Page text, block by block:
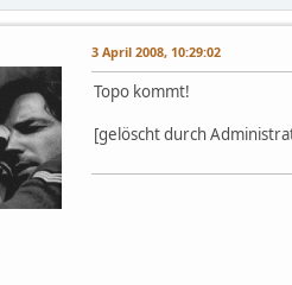
3 April 2008, 10:29:02
Topo kommt!
[gelöscht durch